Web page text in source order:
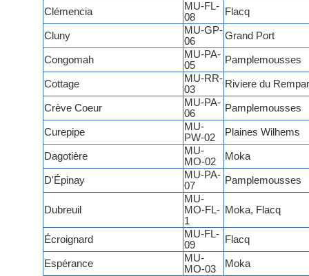
Clémencia
MU-FL-
08
Flacq
Cluny
MU-GP-
06
Grand Port
Congomah
MU-PA-
05
Pamplemousses
Cottage
MU-RR-
03
Riviere du
Crève Coeur
MU-PA-
06
Pamplemousses
Curepipe
MU-
PW-02
Plaines Wilhems
Dagotière
MU-
MO-02
Moka
D'Épinay
MU-PA-
07
Pamplemousses
Dubreuil
MU-
MO-FL-
1
Moka, Flacq
Écroignard
MU-FL-
09
Flacq
Espérance
MU-
MO-03
Moka